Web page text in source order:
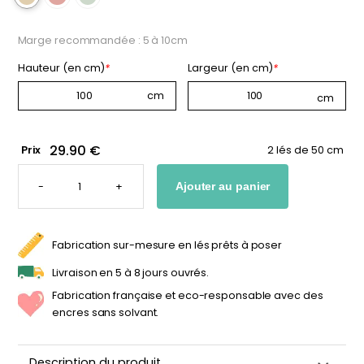
Marge recommandée : 5 à 10cm
Hauteur (en cm)* Largeur (en cm)*
Prix 29.90 € 2 lés de 50 cm
-
QUANTITÉ
PAPIER
MARGUERITE
+ Ajouter au panier
Fabrication sur-mesure en lés prêts à poser
Livraison en 5 à 8 jours ouvrés.
Fabrication française et eco-responsable avec des
encres sans solvant.